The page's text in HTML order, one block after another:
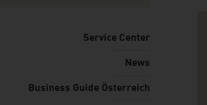
Service Center
News
Business Guide Österreich